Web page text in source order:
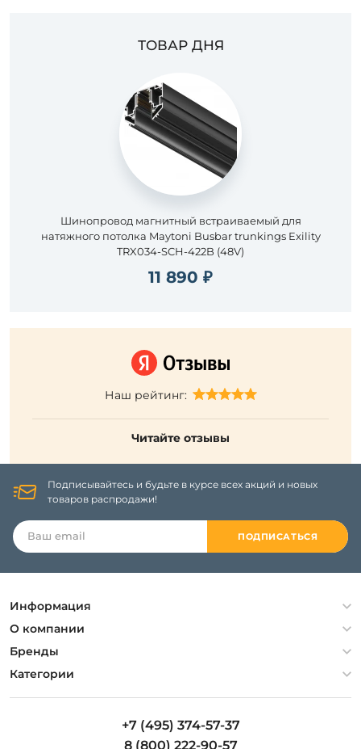
ТОВАР ДНЯ
Шинопровод магнитный встраиваемый для
натяжного потолка Maytoni Busbar trunkings Exility
TRX034-SCH-422B (48V)
11 890 ₽
Наш рейтинг:
Читайте отзывы
Подписывайтесь и будьте в курсе всех акций и новых
товаров распродажи!
ПОДПИСАТЬСЯ
Информация
Политика конфиденциальности
Гарантия
Оплата и доставка
О компании
О компании
Контакты
Бренды
Artelamp
Категории
Люстры
+7 (495) 374-57-37
8 (800) 222-90-57